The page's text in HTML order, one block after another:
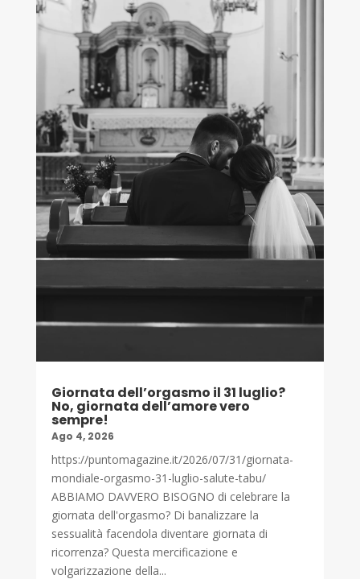
Giornata dell’orgasmo il 31 luglio?
No, giornata dell’amore vero
sempre!
Ago 4, 2026
https://puntomagazine.it/2026/07/31/giornata-
mondiale-orgasmo-31-luglio-salute-tabu/
ABBIAMO DAVVERO BISOGNO di celebrare la
giornata dell'orgasmo? Di banalizzare la
sessualità facendola diventare giornata di
ricorrenza? Questa mercificazione e
volgarizzazione della...